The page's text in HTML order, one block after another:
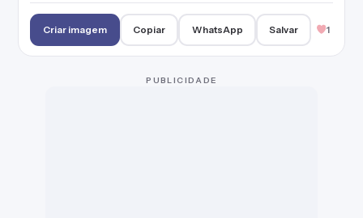
Criar imagem Copiar WhatsApp Salvar 1